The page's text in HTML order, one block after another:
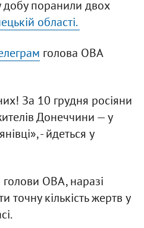
добу поранили двох
області.
голова ОВА
За 10 грудня росіяни
Донеччини — у
- йдеться у
ОВА, наразі
кількість жертв у